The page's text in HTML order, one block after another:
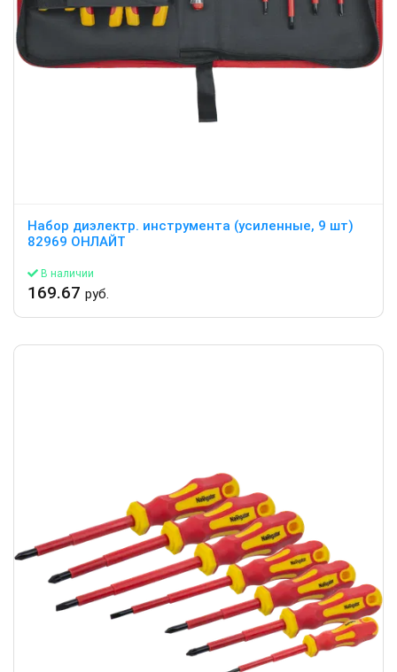
Набор диэлектр. инструмента (усиленные, 9 шт)
82969 ОНЛАЙТ
В наличии
169.67 руб.